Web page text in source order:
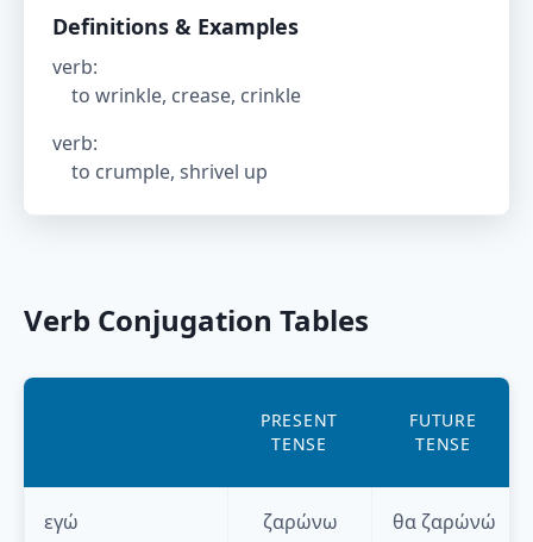
Definitions & Examples
verb:
to wrinkle, crease, crinkle
verb:
to crumple, shrivel up
Verb Conjugation Tables
PRESENT
TENSE
FUTURE
TENSE
εγώ ζαρώνω θα ζαρώνώ